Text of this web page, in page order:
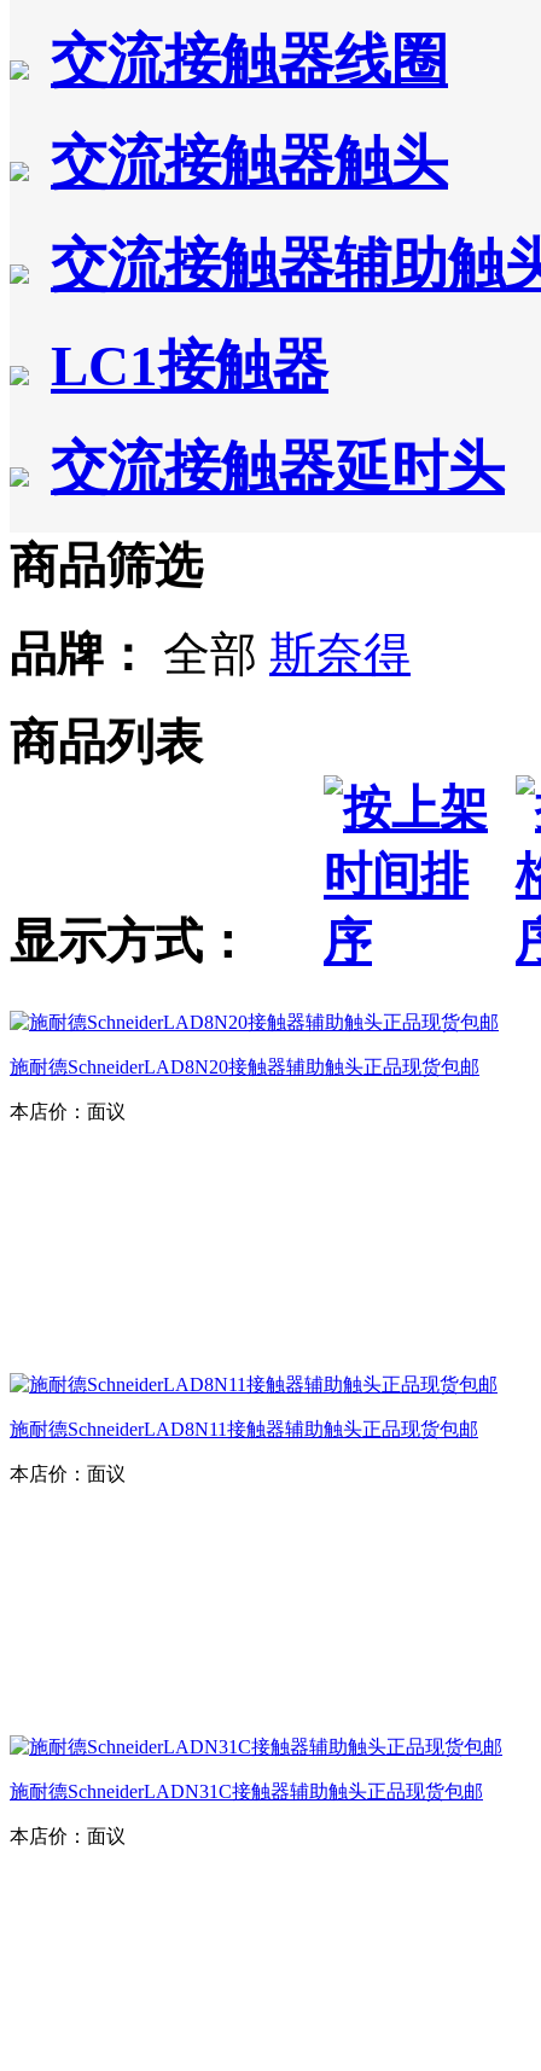
交流接触器线圈
交流接触器触头
交流接触器辅助触
LC1接触器
交流接触器延时头
商品筛选
品牌： 全部 斯奈得
商品列表
显示方式：
施耐德SchneiderLAD8N20接触器辅助触头正品现货包邮
本店价： 面议
施耐德SchneiderLAD8N11接触器辅助触头正品现货包邮
本店价： 面议
施耐德SchneiderLADN31C接触器辅助触头正品现货包邮
本店价： 面议